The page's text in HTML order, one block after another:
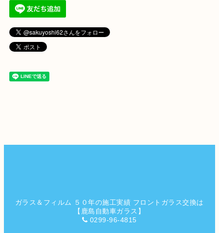
ガラス＆フィルム ５０年の施工実績 フロントガラス交換は
【鹿島自動車ガラス】
0299-96-4815